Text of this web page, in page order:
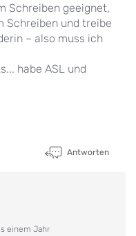
Schreiben geeignet,
Schreiben und treibe
– also muss ich
habe ASL und
Antworten
einem Jahr